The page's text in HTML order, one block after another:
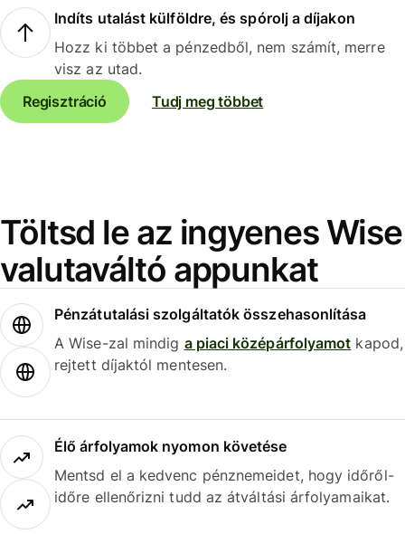
Indíts utalást külföldre, és spórolj a díjakon
Hozz ki többet a pénzedből, nem számít, merre
visz az utad.
Regisztráció
Tudj meg többet
Töltsd le az ingyenes Wise
valutaváltó appunkat
Pénzátutalási szolgáltatók összehasonlítása
A Wise-zal mindig a piaci középárfolyamot kapod,
rejtett díjaktól mentesen.
Élő árfolyamok nyomon követése
Mentsd el a kedvenc pénznemeidet, hogy időről-
időre ellenőrizni tudd az átváltási árfolyamaikat.